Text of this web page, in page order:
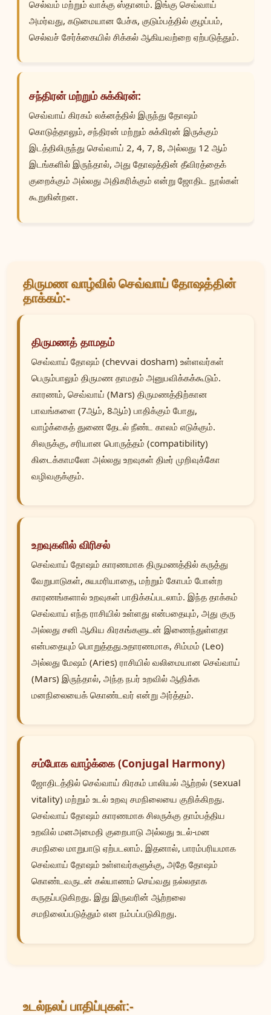
செல்வம் மற்றும் வாக்கு ஸ்தானம். இங்கு செவ்வாய்
அமர்வது, கடுமையான பேச்சு, குடும்பத்தில் குழப்பம்,
செல்வச் சேர்க்கையில் சிக்கல் ஆகியவற்றை ஏற்படுத்தும்.
சந்திரன் மற்றும் சுக்கிரன்:
செவ்வாய் கிரகம் லக்னத்தில் இருந்து தோஷம்
கொடுத்தாலும், சந்திரன் மற்றும் சுக்கிரன் இருக்கும்
இடத்திலிருந்து செவ்வாய் 2, 4, 7, 8, அல்லது 12 ஆம்
இடங்களில் இருந்தால், அது தோஷத்தின் தீவிரத்தைக்
குறைக்கும் அல்லது அதிகரிக்கும் என்று ஜோதிட நூல்கள்
கூறுகின்றன.
திருமண வாழ்வில் செவ்வாய் தோஷத்தின்
தாக்கம்:-
திருமணத் தாமதம்
செவ்வாய் தோஷம் (chevvai dosham) உள்ளவர்கள்
பெரும்பாலும் திருமண தாமதம் அனுபவிக்கக்கூடும்.
காரணம், செவ்வாய் (Mars) திருமணத்திற்கான
பாவங்களை (7ஆம், 8ஆம்) பாதிக்கும் போது,
வாழ்க்கைத் துணை தேடல் நீண்ட காலம் எடுக்கும்.
சிலருக்கு, சரியான பொருத்தம் (compatibility)
கிடைக்காமலோ அல்லது உறவுகள் திடீர் முறிவுக்கோ
வழிவகுக்கும்.
உறவுகளில் விரிசல்
செவ்வாய் தோஷம் காரணமாக திருமணத்தில் கருத்து
வேறுபாடுகள், சுயமரியாதை, மற்றும் கோபம் போன்ற
காரணங்களால் உறவுகள் பாதிக்கப்படலாம். இந்த தாக்கம்
செவ்வாய் எந்த ராசியில் உள்ளது என்பதையும், அது குரு
அல்லது சனி ஆகிய கிரகங்களுடன் இணைந்துள்ளதா
என்பதையும் பொறுத்தது.உதாரணமாக, சிம்மம் (Leo)
அல்லது மேஷம் (Aries) ராசியில் வலிமையான செவ்வாய்
(Mars) இருந்தால், அந்த நபர் உறவில் ஆதிக்க
மனநிலையைக் கொண்டவர் என்று அர்த்தம்.
சம்போக வாழ்க்கை (Conjugal Harmony)
ஜோதிடத்தில் செவ்வாய் கிரகம் பாலியல் ஆற்றல் (sexual
vitality) மற்றும் உடல் உறவு சமநிலையை குறிக்கிறது.
செவ்வாய் தோஷம் காரணமாக சிலருக்கு தாம்பத்திய
உறவில் மனஅமைதி குறைபாடு அல்லது உடல்-மன
சமநிலை மாறுபாடு ஏற்படலாம். இதனால், பாரம்பரியமாக
செவ்வாய் தோஷம் உள்ளவர்களுக்கு, அதே தோஷம்
கொண்டவருடன் கல்யாணம் செய்வது நல்லதாக
கருதப்படுகிறது. இது இருவரின் ஆற்றலை
சமநிலைப்படுத்தும் என நம்பப்படுகிறது.
உடல்நலப் பாதிப்புகள்:-